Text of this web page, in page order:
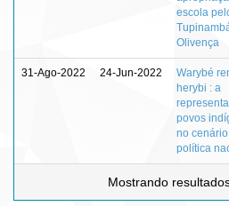
escola
Olivença
31-Ago-2022 24-Jun-2022
Warybé
herybi : a
povos
no
política
Mostrando